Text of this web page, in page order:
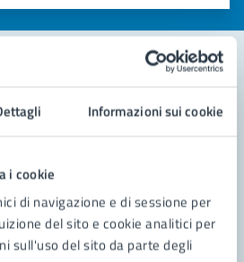
Informazioni sui cookie
i cookie
di navigazione e di sessione per
del sito e cookie analitici per
sull'uso del sito da parte degli
5 stelle su 5
su 5
su 5
frequenti